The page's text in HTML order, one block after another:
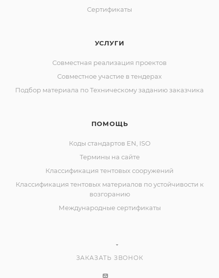
Сертификаты
УСЛУГИ
Совместная реализация проектов
Совместное участие в тендерах
Подбор материала по Техническому заданию заказчика
ПОМОЩЬ
Коды стандартов EN, ISO
Термины на сайте
Классификация тентовых сооружений
Классификация тентовых материалов по устойчивости к
возгоранию
Международные сертификаты
ЗАКАЗАТЬ ЗВОНОК